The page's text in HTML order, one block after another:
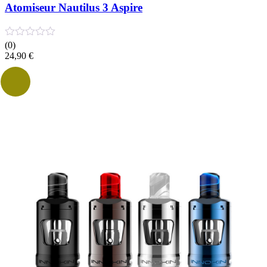
Atomiseur Nautilus 3 Aspire
(0)
24,90 €